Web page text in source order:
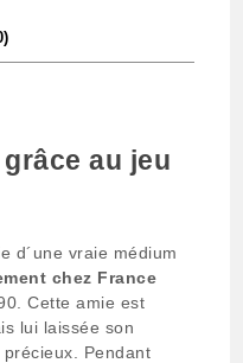
au jeu
d´une vraie médium
chez France
. Cette amie est
lui laissée son
Pendant